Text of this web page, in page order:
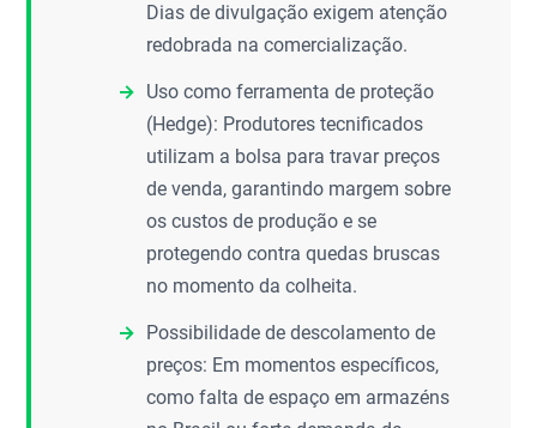
Dias de divulgação exigem atenção
redobrada na comercialização.
Uso como ferramenta de proteção
(Hedge): Produtores tecnificados
utilizam a bolsa para travar preços
de venda, garantindo margem sobre
os custos de produção e se
protegendo contra quedas bruscas
no momento da colheita.
Possibilidade de descolamento de
preços: Em momentos específicos,
como falta de espaço em armazéns